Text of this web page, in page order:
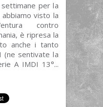
per la
abbiamo visto la
contro
è ripresa la
anche i tanto
(ne sentivate la
A IMDI 13°...